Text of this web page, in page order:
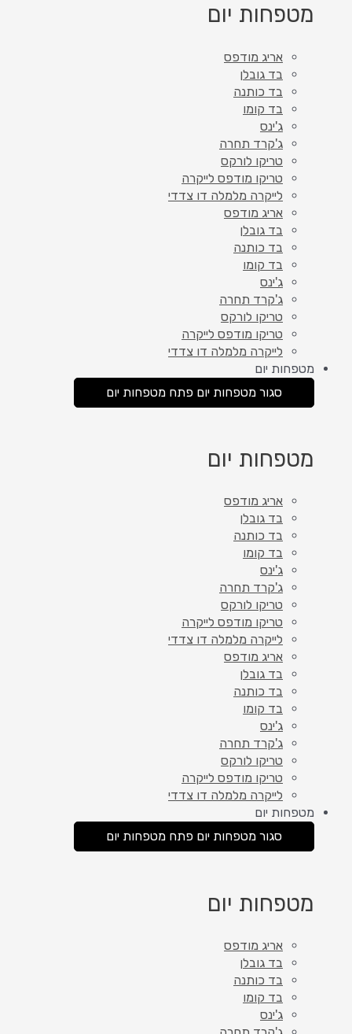
מטפחות יום
אריג מודפס
בד גובלן
בד כותנה
בד קומו
ג'ינס
ג'קרד תחרה
טריקו לורקס
טריקו מודפס לייקרה
לייקרה מלמלה דו צדדי
אריג מודפס
בד גובלן
בד כותנה
בד קומו
ג'ינס
ג'קרד תחרה
טריקו לורקס
טריקו מודפס לייקרה
לייקרה מלמלה דו צדדי
מטפחות יום
סגור מטפחות יום פתח מטפחות יום
מטפחות יום
אריג מודפס
בד גובלן
בד כותנה
בד קומו
ג'ינס
ג'קרד תחרה
טריקו לורקס
טריקו מודפס לייקרה
לייקרה מלמלה דו צדדי
אריג מודפס
בד גובלן
בד כותנה
בד קומו
ג'ינס
ג'קרד תחרה
טריקו לורקס
טריקו מודפס לייקרה
לייקרה מלמלה דו צדדי
מטפחות יום
סגור מטפחות יום פתח מטפחות יום
מטפחות יום
אריג מודפס
בד גובלן
בד כותנה
בד קומו
ג'ינס